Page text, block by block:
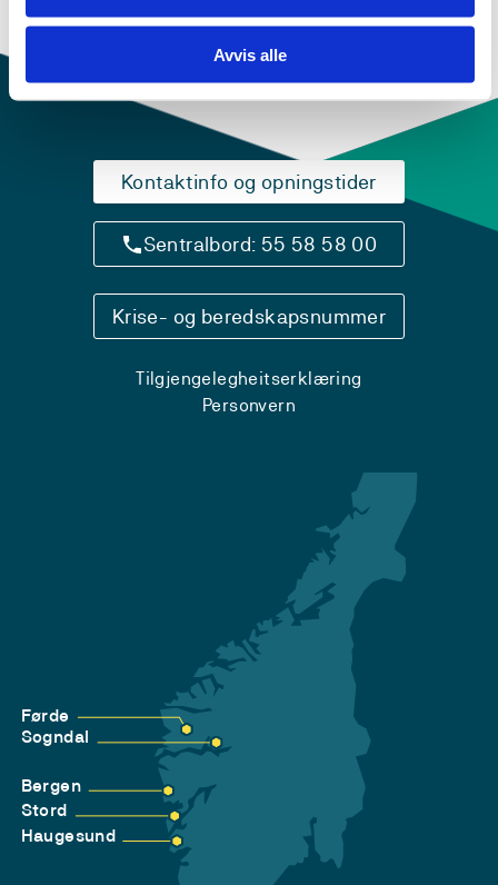
Avvis alle
Underviser i
Kontaktinfo og opningstider
Sentralbord: 55 58 58 00
Krise- og beredskapsnummer
Tilgjengelegheitserklæring
Personvern
Førde
Sogndal
Bergen
Stord
Haugesund